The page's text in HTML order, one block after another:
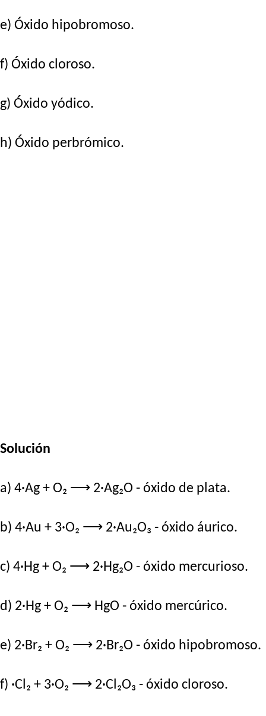
e) Óxido hipobromoso.
f) Óxido cloroso.
g) Óxido yódico.
h) Óxido perbrómico.
Solución
a) 4·Ag + O₂ ⟶ 2·Ag₂O - óxido de plata.
b) 4·Au + 3·O₂ ⟶ 2·Au₂O₃ - óxido áurico.
c) 4·Hg + O₂ ⟶ 2·Hg₂O - óxido mercurioso.
d) 2·Hg + O₂ ⟶ HgO - óxido mercúrico.
e) 2·Br₂ + O₂ ⟶ 2·Br₂O - óxido hipobromoso.
f) ·Cl₂ + 3·O₂ ⟶ 2·Cl₂O₃ - óxido cloroso.